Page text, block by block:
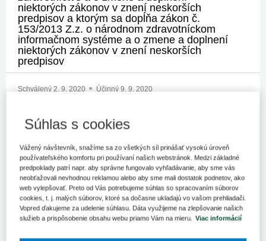
niektorých zákonov v znení neskorších
predpisov a ktorým sa dopĺňa zákon č.
153/2013 Z.z. o národnom zdravotníckom
informačnom systéme a o zmene a doplnení
niektorých zákonov v znení neskorších
predpisov
Schválený 2. 9. 2020 Účinný 9. 9. 2020
LICENCIE. LICENČNÁ ZMLUVA. LICENČNÉ
školy;Organizácia zdravotnej správy;Zdravotnícke zariadenia.
Nemocnice. Polikliniky;Lekárske komory. Stomatologické komory.
Zverolekárske komory;Lekárnici. Farmaceuti;Lekári a
dentisti;Zdravotnícki pracovníci;
Viac
Znenie
Vzťahy
Obsah predpisu sa zobrazuje len prihlásených
Súhlas s cookies
Vážený návštevník, snažíme sa zo všetkých síl prinášať vysokú úroveň
používateľského komfortu pri používaní našich webstránok. Medzi základné
predpoklady patrí napr. aby správne fungovalo vyhľadávanie, aby sme vás
neobťažovali nevhodnou reklamou alebo aby sme mali dostatok podnetov, ako
web vylepšovať. Preto od Vás potrebujeme súhlas so spracovaním súborov
cookies, t. j. malých súborov, ktoré sa dočasne ukladajú vo vašom prehliadači.
Vopred ďakujeme za udelenie súhlasu. Dáta využijeme na zlepšovanie našich
služieb a prispôsobenie obsahu webu priamo Vám na mieru.
Viac informácií